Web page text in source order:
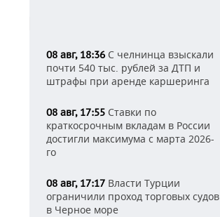
08 авг, 18:36 С челнинца взыскали
почти 540 тыс. рублей за ДТП и
штрафы при аренде каршеринга
08 авг, 17:55 Ставки по
краткосрочным вкладам в России
достигли максимума с марта 2026-
го
08 авг, 17:17 Власти Турции
ограничили проход торговых судов
в Черное море